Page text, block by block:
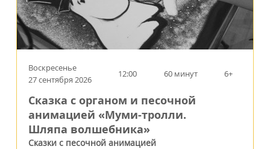
Воскресенье
27 сентября 2026
12:00 60 минут 6+
Сказка с органом и песочной
анимацией «Муми-тролли.
Шляпа волшебника»
Сказки с песочной анимацией